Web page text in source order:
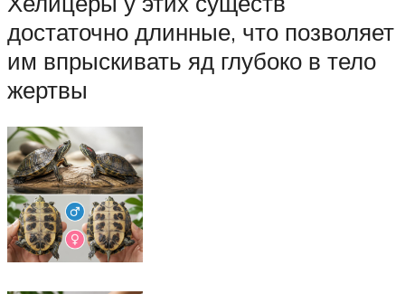
достаточно длинные, что позволяет
им впрыскивать яд глубоко в тело
жертвы